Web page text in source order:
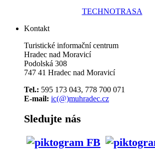
TECHNOTRASA
Kontakt
Turistické informační centrum
Hradec nad Moravicí
Podolská 308
747 41 Hradec nad Moravicí
Tel.: 595 173 043, 778 700 071
E-mail: ic(@)muhradec.cz
Sledujte nás